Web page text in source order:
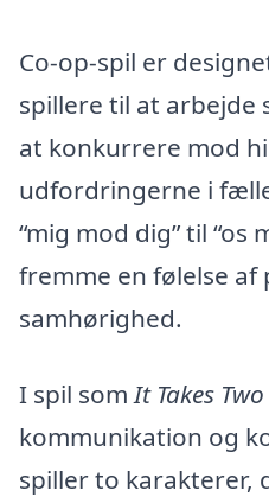
Co-op-spil er
spillere til at arbejde
at konkurrere mod
udfordringerne i
“mig mod dig” til “os
fremme en følelse af
samhørighed.
I spil somIt Takes Two
kommunikation og
spiller to karakterer,